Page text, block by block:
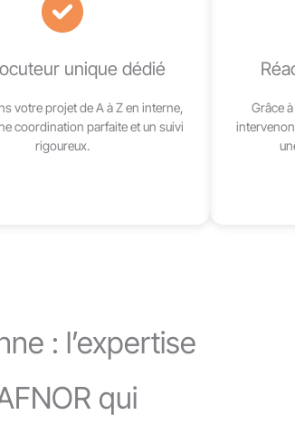
unique dédié
votre projet de A à Z en interne,
coordination parfaite et un suivi
rigoureux.
Grâce
: l’expertise
qui